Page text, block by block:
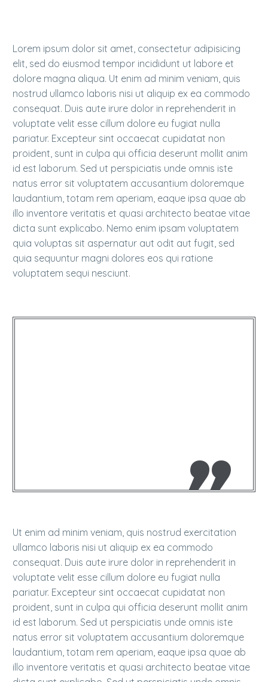
Lorem ipsum dolor sit amet, consectetur adipisicing
elit, sed do eiusmod tempor incididunt ut labore et
dolore magna aliqua. Ut enim ad minim veniam, quis
nostrud ullamco laboris nisi ut aliquip ex ea commodo
consequat. Duis aute irure dolor in reprehenderit in
voluptate velit esse cillum dolore eu fugiat nulla
pariatur. Excepteur sint occaecat cupidatat non
proident, sunt in culpa qui officia deserunt mollit anim
id est laborum. Sed ut perspiciatis unde omnis iste
natus error sit voluptatem accusantium doloremque
laudantium, totam rem aperiam, eaque ipsa quae ab
illo inventore veritatis et quasi architecto beatae vitae
dicta sunt explicabo. Nemo enim ipsam voluptatem
quia voluptas sit aspernatur aut odit aut fugit, sed
quia sequuntur magni dolores eos qui ratione
voluptatem sequi nesciunt.
Ut enim ad minim veniam, quis nostrud exercitation
ullamco laboris nisi ut aliquip ex ea commodo
consequat. Duis aute irure dolor in reprehenderit in
voluptate velit esse cillum dolore eu fugiat nulla
pariatur. Excepteur sint occaecat cupidatat non
proident, sunt in culpa qui officia deserunt mollit anim
id est laborum. Sed ut perspiciatis unde omnis iste
natus error sit voluptatem accusantium doloremque
laudantium, totam rem aperiam, eaque ipsa quae ab
illo inventore veritatis et quasi architecto beatae vitae